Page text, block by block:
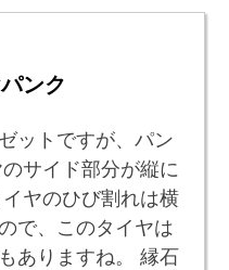
ンク
ットですが、パン
サイド部分が縦に
ヤのひび割れは横
で、このタイヤは
ありますね。 縁石